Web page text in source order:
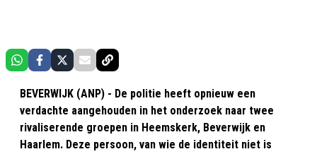
BEVERWIJK (ANP) - De politie heeft opnieuw een
verdachte aangehouden in het onderzoek naar twee
rivaliserende groepen in Heemskerk, Beverwijk en
Haarlem. Deze persoon, van wie de identiteit niet is